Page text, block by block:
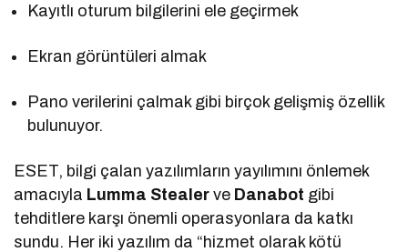
Kayıtlı oturum bilgilerini ele geçirmek
Ekran görüntüleri almak
Pano verilerini çalmak gibi birçok gelişmiş özellik
bulunuyor.
ESET, bilgi çalan yazılımların yayılımını önlemek
amacıyla Lumma Stealer ve Danabot gibi
tehditlere karşı önemli operasyonlara da katkı
sundu. Her iki yazılım da “hizmet olarak kötü